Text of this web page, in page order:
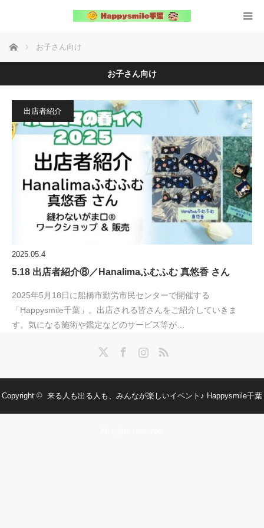
ホーム お子さん向け
お子さん向け
出店者紹介
2025.05.4
5.18 出店者紹介⑧／Hanalimaふむふむ 真悠香 さん
2025年5月18日に船橋市勤労市民センターで開催する
「Happysmile千葉」。出店される皆さんをご紹介していきま
す。気になる施術や鑑定などのサービス等が…
InstagramRSS
Copyright © 来る人も出る人も、みんなが楽しいイベント♪ Happysmile千葉